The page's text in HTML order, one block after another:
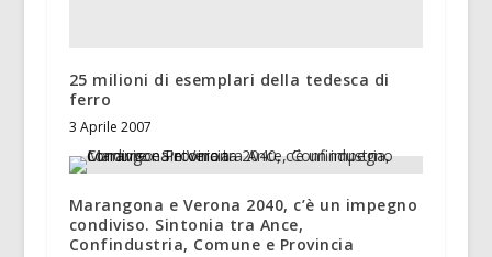
25 milioni di esemplari della tedesca di
ferro
3 Aprile 2007
Marangona e Verona 2040, c’è un impegno
condiviso. Sintonia tra Ance,
Confindustria, Comune e Provincia